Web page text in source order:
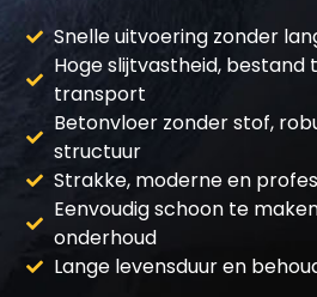
Snelle uitvoering zonder
Hoge slijtvastheid,
transport
Betonvloer zonder stof,
structuur
Strakke, moderne en
Eenvoudig schoon te
onderhoud
Lange levensduur en